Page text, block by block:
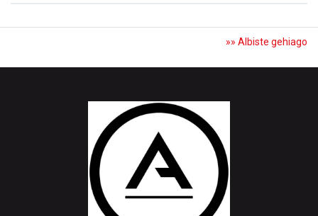
»» Albiste gehiago